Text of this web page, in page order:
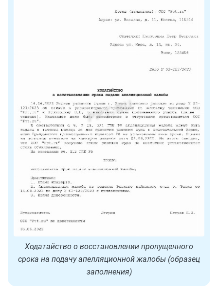
Ходатайство о восстановлении пропущенного
срока на подачу апелляционной жалобы (образец
заполнения)